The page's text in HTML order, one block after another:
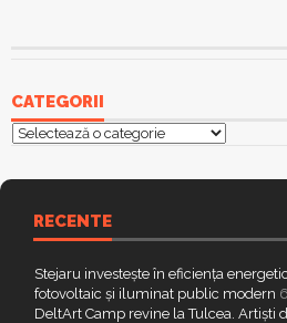
CATEGORII
Categorii
RECENTE
Stejaru investește în eficiența
fotovoltaic și iluminat public modern
DeltArt Camp revine la Tulcea. Artiști